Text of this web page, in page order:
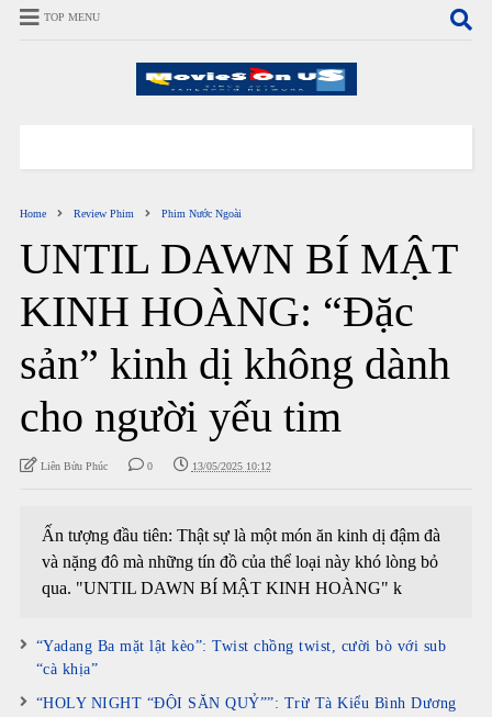
TOP MENU
Home Review Phim Phim Nước Ngoài
UNTIL DAWN BÍ MẬT
KINH HOÀNG: “Đặc
sản” kinh dị không dành
cho người yếu tim
Liên Bửu Phúc 0 13/05/2025 10:12
Ấn tượng đầu tiên: Thật sự là một món ăn kinh dị đậm đà
và nặng đô mà những tín đồ của thể loại này khó lòng bỏ
qua. "UNTIL DAWN BÍ MẬT KINH HOÀNG" k
“Yadang Ba mặt lật kèo”: Twist chồng twist, cười bò với sub
“cà khịa”
“HOLY NIGHT “ĐỘI SĂN QUỶ””: Trừ Tà Kiểu Bình Dương